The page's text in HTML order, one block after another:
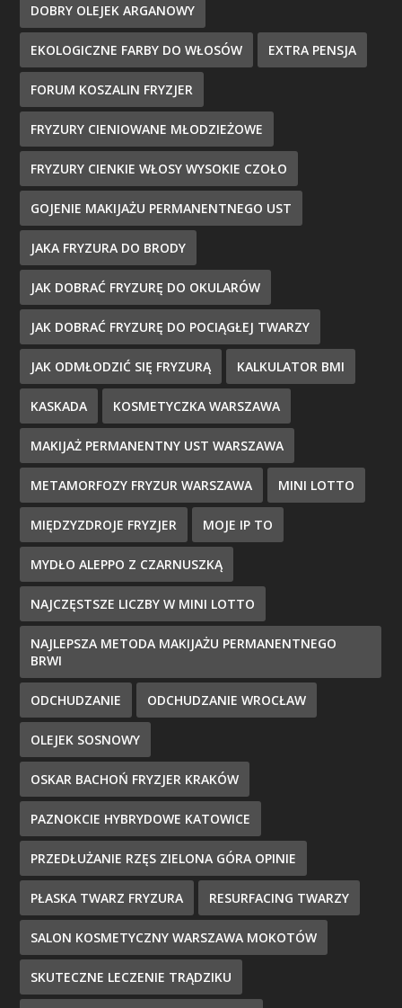
DOBRY OLEJEK ARGANOWY
EKOLOGICZNE FARBY DO WŁOSÓW EXTRA PENSJA
FORUM KOSZALIN FRYZJER
FRYZURY CIENIOWANE MŁODZIEŻOWE
FRYZURY CIENKIE WŁOSY WYSOKIE CZOŁO
GOJENIE MAKIJAŻU PERMANENTNEGO UST
JAKA FRYZURA DO BRODY
JAK DOBRAĆ FRYZURĘ DO OKULARÓW
JAK DOBRAĆ FRYZURĘ DO POCIĄGŁEJ TWARZY
JAK ODMŁODZIĆ SIĘ FRYZURĄ KALKULATOR BMI
KASKADA KOSMETYCZKA WARSZAWA
MAKIJAŻ PERMANENTNY UST WARSZAWA
METAMORFOZY FRYZUR WARSZAWA MINI LOTTO
MIĘDZYZDROJE FRYZJER MOJE IP TO
MYDŁO ALEPPO Z CZARNUSZKĄ
NAJCZĘSTSZE LICZBY W MINI LOTTO
NAJLEPSZA METODA MAKIJAŻU PERMANENTNEGO
BRWI
ODCHUDZANIE ODCHUDZANIE WROCŁAW
OLEJEK SOSNOWY
OSKAR BACHOŃ FRYZJER KRAKÓW
PAZNOKCIE HYBRYDOWE KATOWICE
PRZEDŁUŻANIE RZĘS ZIELONA GÓRA OPINIE
PŁASKA TWARZ FRYZURA RESURFACING TWARZY
SALON KOSMETYCZNY WARSZAWA MOKOTÓW
SKUTECZNE LECZENIE TRĄDZIKU